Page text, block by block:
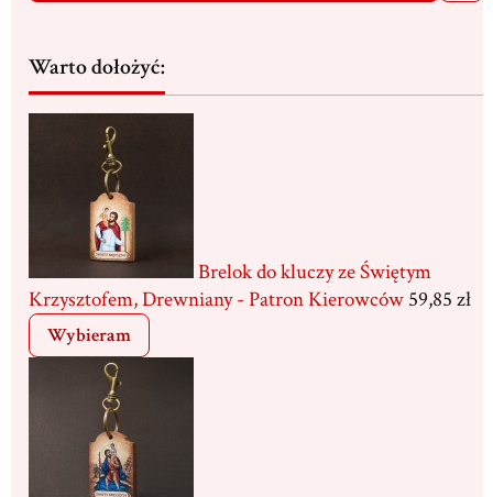
Warto dołożyć:
Brelok do kluczy ze Świętym
Krzysztofem, Drewniany - Patron Kierowców 59,85 zł
Wybieram